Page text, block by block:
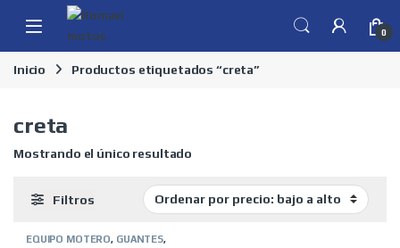
Skip to navigation
Skip to content
0
Inicio Productos etiquetados “creta”
creta
Mostrando el único resultado
Filtros
EQUIPO MOTERO, GUANTES,